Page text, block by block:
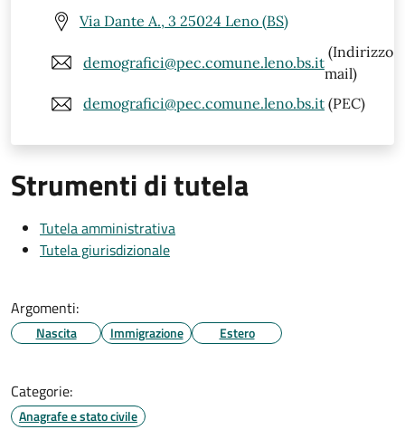
Via Dante A., 3 25024 Leno (BS)
demografici@pec.comune.leno.bs.it
(Indirizzo
mail)
demografici@pec.comune.leno.bs.it (PEC)
Strumenti di tutela
Tutela amministrativa
Tutela giurisdizionale
Argomenti:
Nascita Immigrazione Estero
Categorie:
Anagrafe e stato civile